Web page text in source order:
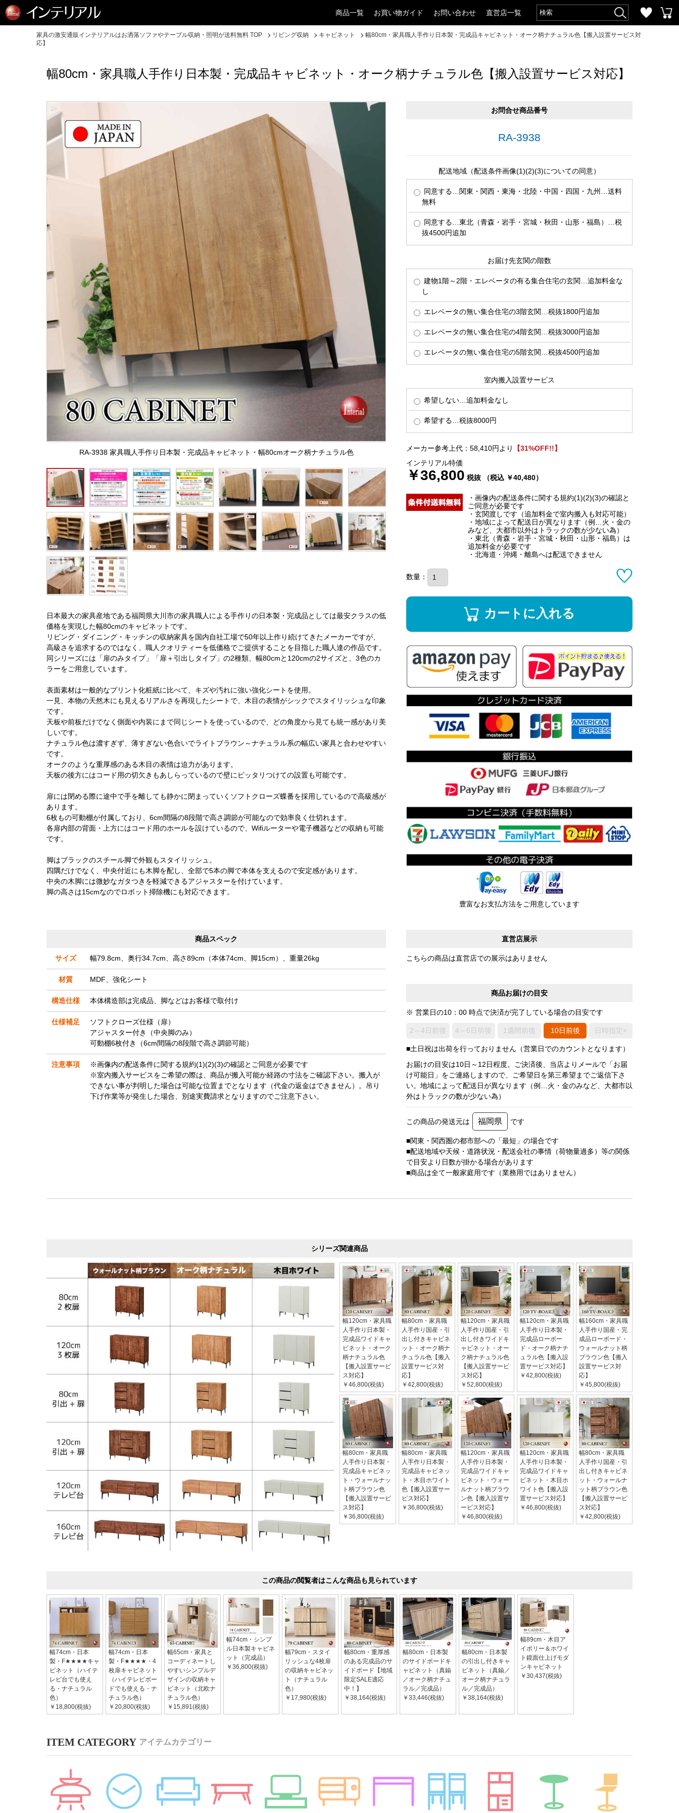
商品一覧 お買い物ガイド お問い合わせ 直営店一覧
家具の激安通販インテリアルはお洒落ソファやテーブル収納・照明が送料無料 TOP リビング収納 キャビネット
幅80cm・家具職人手作り日本製・完成品キャビネット・オーク柄ナチュラル色【搬入設置サービス対
応】
幅80cm・家具職人手作り日本製・完成品キャビネット・オーク柄ナチュラル色【搬入設置サービス対応】
RA-3938 家具職人手作り日本製・完成品キャビネット・幅80cmオーク柄ナチュラル色
日本最大の家具産地である福岡県大川市の家具職人による手作りの日本製・完成品としては最安クラスの低
価格を実現した幅80cmのキャビネットです。
リビング・ダイニング・キッチンの収納家具を国内自社工場で50年以上作り続けてきたメーカーですが、
高級さを追求するのではなく、職人クオリティーを低価格でご提供することを目指した職人達の作品です。
同シリーズには「扉のみタイプ」「扉＋引出しタイプ」の2種類、幅80cmと120cmの2サイズと、3色のカ
ラーをご用意しています。
表面素材は一般的なプリント化粧紙に比べて、キズや汚れに強い強化シートを使用。
一見、本物の天然木にも見えるリアルさを再現したシートで、木目の表情がシックでスタイリッシュな印象
です。
天板や前板だけでなく側面や内装にまで同じシートを使っているので、どの角度から見ても統一感があり美
しいです。
ナチュラル色は濃すぎず、薄すぎない色合いでライトブラウン～ナチュラル系の幅広い家具と合わせやすい
です。
オークのような重厚感のある木目の表情は迫力があります。
天板の後方にはコード用の切欠きもあしらっているので壁にピッタリつけての設置も可能です。
扉には閉める際に途中で手を離しても静かに閉まっていくソフトクローズ蝶番を採用しているので高級感が
あります。
6枚もの可動棚が付属しており、6cm間隔の8段階で高さ調節が可能なので効率良く仕切れます。
各扉内部の背面・上方にはコード用のホールを設けているので、Wifiルーターや電子機器などの収納も可能
です。
脚はブラックのスチール脚で外観もスタイリッシュ。
四隅だけでなく、中央付近にも木脚を配し、全部で5本の脚で本体を支えるので安定感があります。
中央の木脚には微妙なガタつきを軽減できるアジャスターを付けています。
脚の高さは15cmなのでロボット掃除機にも対応できます。
お問合せ商品番号
RA-3938
配送地域（配送条件画像(1)(2)(3)についての同意）
同意する…関東・関西・東海・北陸・中国・四国・九州…送料
無料
同意する…東北（青森・岩手・宮城・秋田・山形・福島）…税
抜4500円追加
お届け先玄関の階数
建物1階～2階・エレベータの有る集合住宅の玄関…追加料金な
し
エレベータの無い集合住宅の3階玄関…税抜1800円追加
エレベータの無い集合住宅の4階玄関…税抜3000円追加
エレベータの無い集合住宅の5階玄関…税抜4500円追加
室内搬入設置サービス
希望しない…追加料金なし
希望する…税抜8000円
メーカー参考上代：58,410円より
【31%OFF!!】
インテリアル特価
￥36,800 税抜 （税込 ￥40,480）
・画像内の配送条件に関する規約(1)(2)(3)の確認と
ご同意が必要です
・玄関渡しです（追加料金で室内搬入も対応可能）
・地域によって配送日が異なります（例…火・金の
みなど、大都市以外はトラックの数が少ない為）
・東北（青森・岩手・宮城・秋田・山形・福島）は
追加料金が必要です
・北海道・沖縄・離島へは配送できません
数量：
カートに入れる
豊富なお支払方法をご用意しています
直営店展示
こちらの商品は直営店での展示はありません
商品お届けの目安
※ 営業日の10：00 時点で決済が完了している場合の目安です
2～4日前後 4～6日前後 1週間前後 10日前後 日時指定×
■土日祝は出荷を行っておりません（営業日でのカウントとなります）
お届けの目安は10日～12日程度。ご決済後、当店よりメールで「お届
け可能日」をご連絡しますので、ご希望日を第三希望までご返信下さ
い。地域によって配送日が異なります（例…火・金のみなど、大都市以
外はトラックの数が少ない為）
この商品の発送元は 福岡県 です
■関東・関西圏の都市部への「最短」の場合です
■配送地域や天候・道路状況・配送会社の事情（荷物量過多）等の関係
で目安より日数が掛かる場合があります
■商品は全て一般家庭用です（業務用ではありません）
商品スペック
サイズ 幅79.8cm、奥行34.7cm、高さ89cm（本体74cm、脚15cm）、重量26kg
材質 MDF、強化シート
構造仕様 本体構造部は完成品、脚などはお客様で取付け
仕様補足
ソフトクローズ仕様（扉）
アジャスター付き（中央脚のみ）
可動棚6枚付き（6cm間隔の8段階で高さ調節可能）
注意事項
※画像内の配送条件に関する規約(1)(2)(3)の確認とご同意が必要です
※室内搬入サービスをご希望の際は、商品が搬入可能か経路の寸法をご確認下さい。搬入が
できない事が判明した場合は可能な位置までとなります（代金の返金はできません）。吊り
下げ作業等が発生した場合、別途実費請求となりますのでご注意下さい。
シリーズ関連商品
幅120cm・家具職
人手作り日本製・
完成品ワイドキャ
ビネット・オーク
柄ナチュラル色
【搬入設置サービ
ス対応】
￥46,800(税抜)
幅80cm・家具職
人手作り国産・引
出し付きキャビネ
ット・オーク柄ナ
チュラル色【搬入
設置サービス対
応】
￥42,800(税抜)
幅120cm・家具職
人手作り国産・引
出し付きワイドキ
ャビネット・オー
ク柄ナチュラル色
【搬入設置サービ
ス対応】
￥52,800(税抜)
幅120cm・家具職
人手作り日本製・
完成品ローボー
ド・オーク柄ナチ
ュラル色【搬入設
置サービス対応】
￥42,800(税抜)
幅160cm・家具職
人手作り国産・完
成品ローボード・
ウォールナット柄
ブラウン色【搬入
設置サービス対
応】
￥45,800(税抜)
幅80cm・家具職
人手作り日本製・
完成品キャビネッ
ト・ウォールナッ
ト柄ブラウン色
【搬入設置サービ
ス対応】
￥36,800(税抜)
幅80cm・家具職
人手作り日本製・
完成品キャビネッ
ト・木目ホワイト
色【搬入設置サー
ビス対応】
￥36,800(税抜)
幅120cm・家具職
人手作り日本製・
完成品ワイドキャ
ビネット・ウォー
ルナット柄ブラウ
ン色【搬入設置サ
ービス対応】
￥46,800(税抜)
幅120cm・家具職
人手作り日本製・
完成品ワイドキャ
ビネット・木目ホ
ワイト色【搬入設
置サービス対応】
￥46,800(税抜)
幅80cm・家具職
人手作り国産・引
出し付きキャビネ
ット・ウォールナ
ット柄ブラウン色
【搬入設置サービ
ス対応】
￥42,800(税抜)
この商品の閲覧者はこんな商品も見られています
幅74cm・日本
製・F★★★★キャ
ビネット（ハイテ
レビ台でも使え
る・ナチュラル
色）
￥18,800(税抜)
幅74cm・日本
製・F★★★★・4
枚扉キャビネット
（ハイテレビボー
ドでも使える・ナ
チュラル色）
￥20,800(税抜)
幅65cm・家具と
コーディネートし
やすいシンプルデ
ザインの収納キャ
ビネット（北欧ナ
チュラル色）
￥15,891(税抜)
幅74cm・シンプ
ル日本製キャビネ
ット（完成品）
￥36,800(税抜)
幅79cm・スタイ
リッシュな4枚扉
の収納キャビネッ
ト（ナチュラル
色）
￥17,980(税抜)
幅80cm・重厚感
のある完成品のサ
イドボード【地域
限定SALE適応
中！】
￥38,164(税抜)
幅80cm・日本製
のサイドボードキ
ャビネット（真鍮
／オーク柄ナチュ
ラル／完成品）
￥33,446(税抜)
幅80cm・日本製
の引出し付きキャ
ビネット（真鍮／
オーク柄ナチュラ
ル／完成品）
￥38,164(税抜)
幅89cm・木目ア
イボリー＆ホワイ
ト鏡面仕上げモダ
ンキャビネット
￥30,437(税抜)
アイテムカテゴリー